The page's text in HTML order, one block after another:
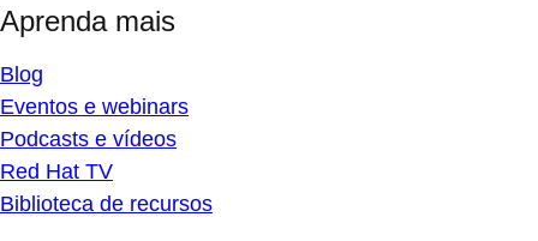
Aprenda mais
Blog
Eventos e webinars
Podcasts e vídeos
Red Hat TV
Biblioteca de recursos